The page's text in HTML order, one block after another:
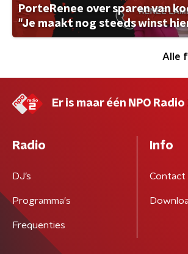
PorteRenee over sparen van
"Je maakt nog steeds winst
Alle
Er is maar één NPO Radio
Radio
DJ’s
Programma's
Frequenties
Info
Contact